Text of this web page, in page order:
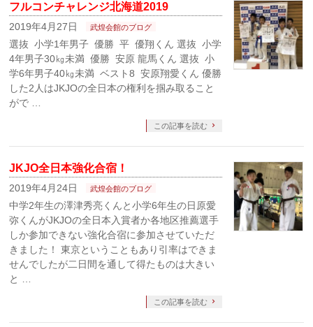
フルコンチャレンジ北海道2019
2019年4月27日 武煌会館のブログ
選抜 小学1年男子 優勝 平 優翔くん 選抜 小学
4年男子30㎏未満 優勝 安原 龍馬くん 選抜 小
学6年男子40㎏未満 ベスト8 安原翔愛くん 優勝
した2人はJKJOの全日本の権利を掴み取ること
がで …
この記事を読む
JKJO全日本強化合宿！
2019年4月24日 武煌会館のブログ
中学2年生の澤津秀亮くんと小学6年生の日原愛
弥くんがJKJOの全日本入賞者か各地区推薦選手
しか参加できない強化合宿に参加させていただ
きました！ 東京ということもあり引率はできま
せんでしたが二日間を通して得たものは大きい
と …
この記事を読む